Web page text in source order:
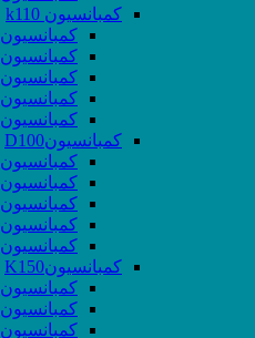
کمبانسیون k110
کمبانسیون K11021602
کمبانسیون K110416111
کمبانسیون k110432012
کمبانسیون K110516011
کمبانسیون K110532012
کمبانسیونD100
کمبانسیون D100416042
کمبانسیون D100416146
کمبانسیون D100532144
کمبانسیونD10033215321226
کمبانسیونD10051605320222
کمبانسیونK150
کمبانسیونK150332012
کمبانسیونK150416012
کمبانسیونK150432011